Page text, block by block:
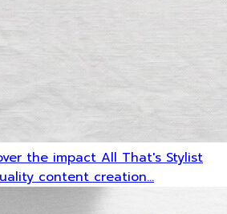
the impact All That's Stylist
content creation…